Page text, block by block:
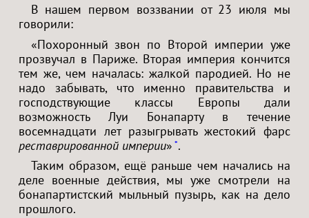
В нашем первом воззвании от 23 июля мы
говорили:
«Похоронный звон по Второй империи уже
прозвучал в Париже. Вторая империя кончится
тем же, чем началась: жалкой пародией. Но не
надо забывать, что именно правительства и
господствующие классы Европы дали
возможность Луи Бонапарту в течение
восемнадцати лет разыгрывать жестокий фарс
реставрированной империи» *.
Таким образом, ещё раньше чем начались на
деле военные действия, мы уже смотрели на
бонапартистский мыльный пузырь, как на дело
прошлого.